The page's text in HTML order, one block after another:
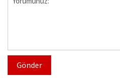
Gönder